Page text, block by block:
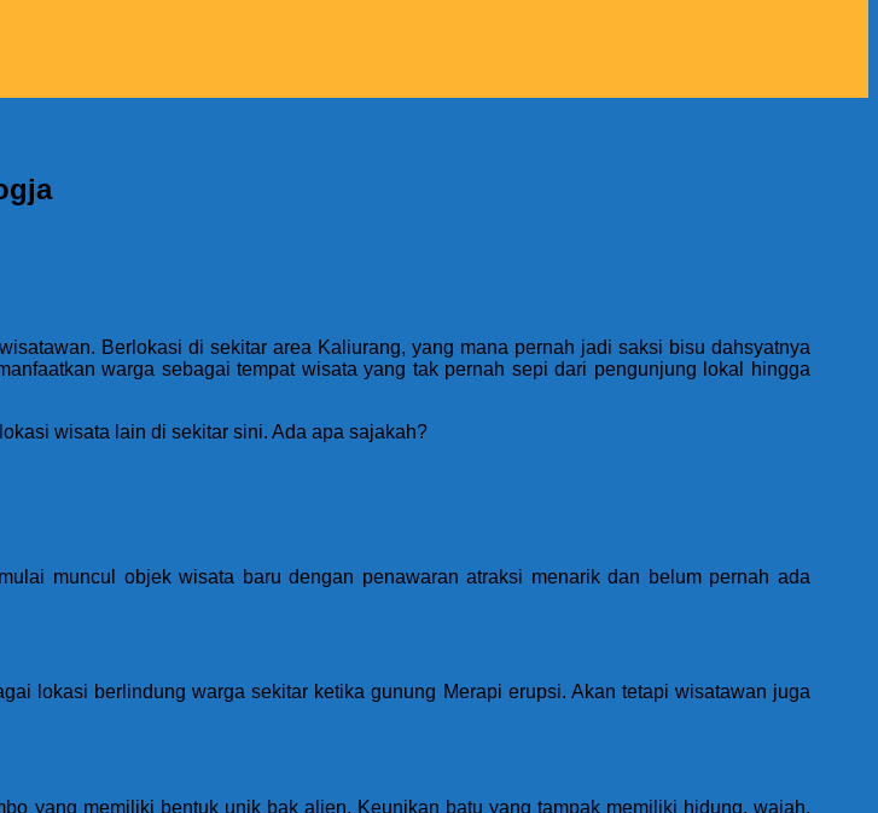
Berlokasi di sekitar area Kaliurang, yang mana pernah jadi saksi bisu dahsyatnya
warga sebagai tempat wisata yang tak pernah sepi dari pengunjung lokal hingga
wisata lain di sekitar sini. Ada apa sajakah?
muncul objek wisata baru dengan penawaran atraksi menarik dan belum pernah ada
lokasi berlindung warga sekitar ketika gunung Merapi erupsi. Akan tetapi wisatawan juga
yang memiliki bentuk unik bak alien. Keunikan batu yang tampak memiliki hidung, wajah,